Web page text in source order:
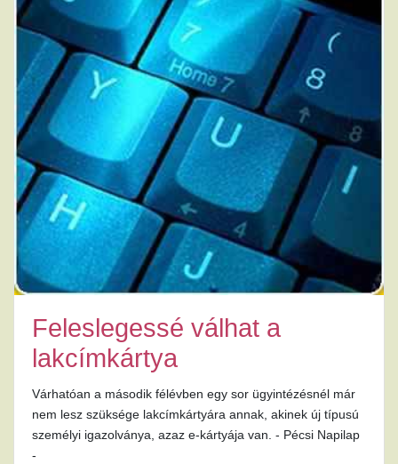
Feleslegessé válhat a
lakcímkártya
Várhatóan a második félévben egy sor ügyintézésnél már
nem lesz szüksége lakcímkártyára annak, akinek új típusú
személyi igazolványa, azaz e-kártyája van. - Pécsi Napilap
-